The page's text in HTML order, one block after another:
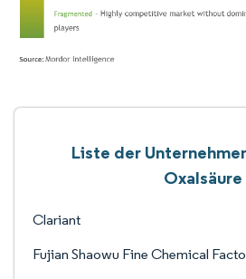
Liste der
Oxalsäure
Clariant
Fujian Shaowu Fine Chemical